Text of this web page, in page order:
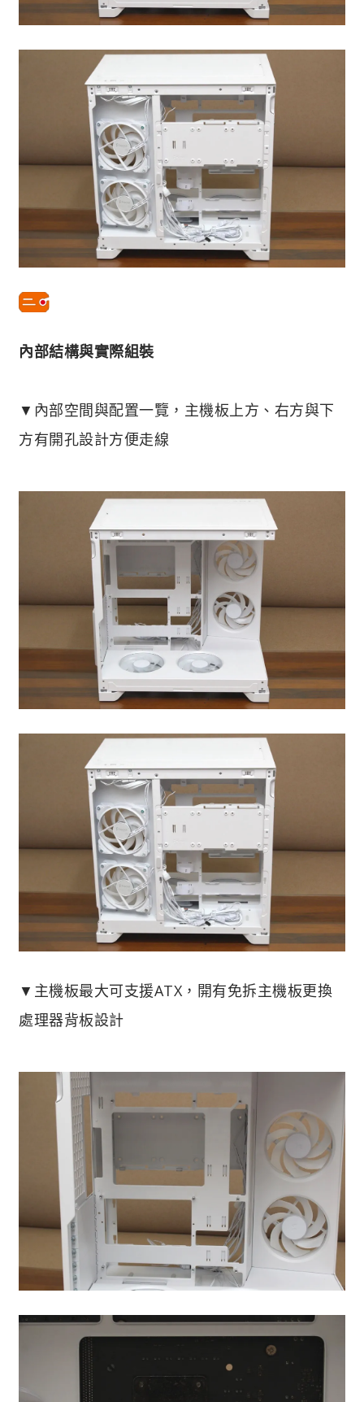
內部結構與實際組裝
▼內部空間與配置一覽，主機板上方、右方與下
方有開孔設計方便走線
▼主機板最大可支援ATX，開有免拆主機板更換
處理器背板設計